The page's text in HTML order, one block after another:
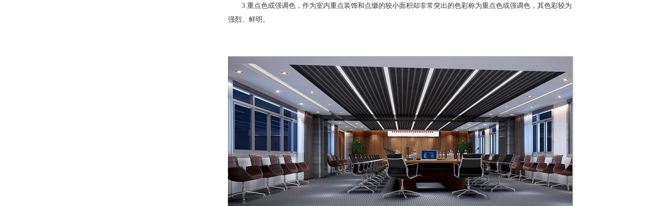
3.重点色或强调色，作为室内重点装饰和点缀的较小面积却非常突出的色彩称为重点色或强调色，其色彩较为
强烈、鲜明。